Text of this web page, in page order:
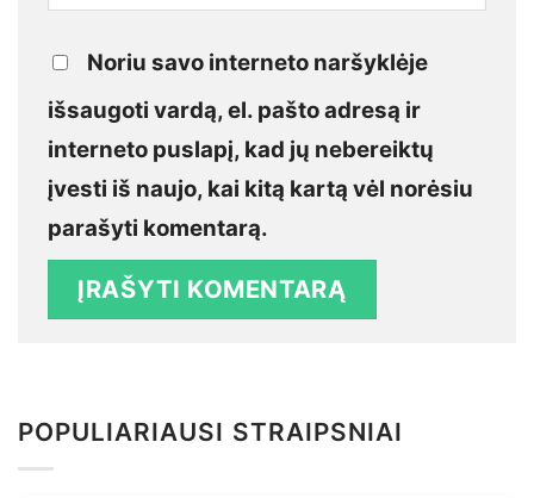
Noriu savo interneto naršyklėje
išsaugoti vardą, el. pašto adresą ir
interneto puslapį, kad jų nebereiktų
įvesti iš naujo, kai kitą kartą vėl norėsiu
parašyti komentarą.
POPULIARIAUSI STRAIPSNIAI